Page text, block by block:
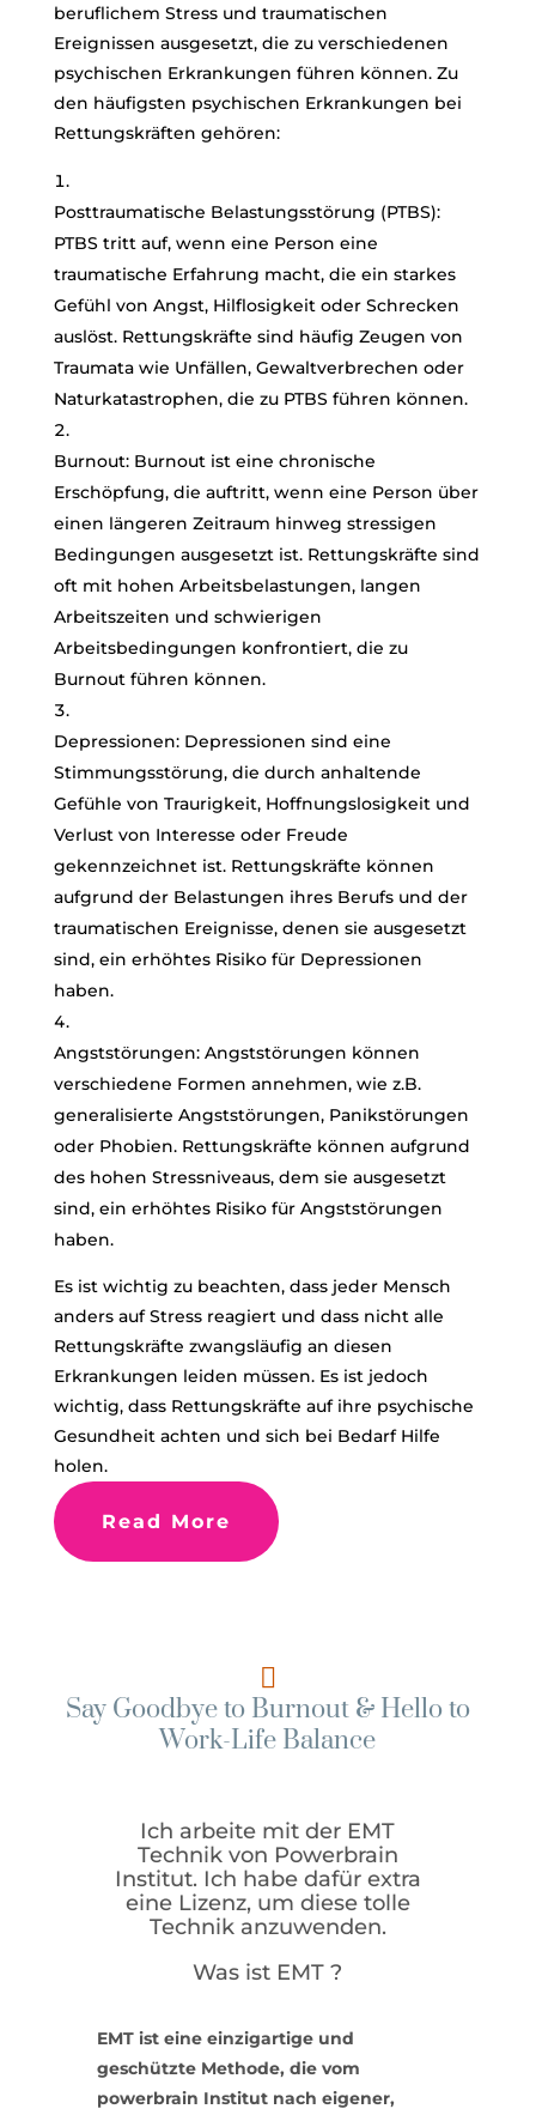
beruflichem Stress und traumatischen
Ereignissen ausgesetzt, die zu verschiedenen
psychischen Erkrankungen führen können. Zu
den häufigsten psychischen Erkrankungen bei
Rettungskräften gehören:
Posttraumatische Belastungsstörung (PTBS):
PTBS tritt auf, wenn eine Person eine
traumatische Erfahrung macht, die ein starkes
Gefühl von Angst, Hilflosigkeit oder Schrecken
auslöst. Rettungskräfte sind häufig Zeugen von
Traumata wie Unfällen, Gewaltverbrechen oder
Naturkatastrophen, die zu PTBS führen können.
Burnout: Burnout ist eine chronische
Erschöpfung, die auftritt, wenn eine Person über
einen längeren Zeitraum hinweg stressigen
Bedingungen ausgesetzt ist. Rettungskräfte sind
oft mit hohen Arbeitsbelastungen, langen
Arbeitszeiten und schwierigen
Arbeitsbedingungen konfrontiert, die zu
Burnout führen können.
Depressionen: Depressionen sind eine
Stimmungsstörung, die durch anhaltende
Gefühle von Traurigkeit, Hoffnungslosigkeit und
Verlust von Interesse oder Freude
gekennzeichnet ist. Rettungskräfte können
aufgrund der Belastungen ihres Berufs und der
traumatischen Ereignisse, denen sie ausgesetzt
sind, ein erhöhtes Risiko für Depressionen
haben.
Angststörungen: Angststörungen können
verschiedene Formen annehmen, wie z.B.
generalisierte Angststörungen, Panikstörungen
oder Phobien. Rettungskräfte können aufgrund
des hohen Stressniveaus, dem sie ausgesetzt
sind, ein erhöhtes Risiko für Angststörungen
haben.
Es ist wichtig zu beachten, dass jeder Mensch
anders auf Stress reagiert und dass nicht alle
Rettungskräfte zwangsläufig an diesen
Erkrankungen leiden müssen. Es ist jedoch
wichtig, dass Rettungskräfte auf ihre psychische
Gesundheit achten und sich bei Bedarf Hilfe
holen.
Read More

Say Goodbye to Burnout & Hello to
Work-Life Balance
Ich arbeite mit der EMT
Technik von Powerbrain
Institut. Ich habe dafür extra
eine Lizenz, um diese tolle
Technik anzuwenden.
Was ist EMT ?
EMT ist eine einzigartige und
geschützte Methode, die vom
powerbrain Institut nach eigener,